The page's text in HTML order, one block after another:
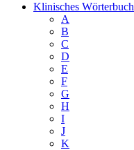
Klinisches Wörterbuch
A
B
C
D
E
F
G
H
I
J
K